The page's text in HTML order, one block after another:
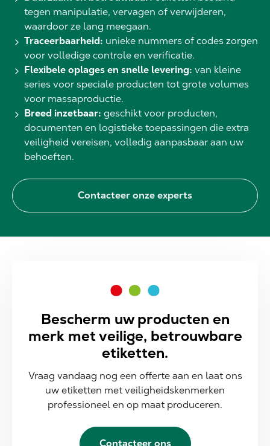
tegen manipulatie, vervagen of verwijderen,
waardoor ze lang meegaan.
Traceerbaarheid: unieke nummers of codes zorgen
voor volledige controle en verificatie.
Flexibele oplages en snelle levering: van kleine
series voor speciale producten tot grote volumes
voor massaproductie.
Breed inzetbaar: geschikt voor producten,
documenten en logistieke toepassingen die extra
veiligheid vereisen, volledig aanpasbaar aan uw
behoeften.
Contacteer onze experts
Bescherm uw producten en
merk met veilige, betrouwbare
etiketten.
Vraag vandaag nog een offerte aan en laat ons
uw etiketten met veiligheidskenmerken
professioneel en op maat produceren.
Contacteer ons